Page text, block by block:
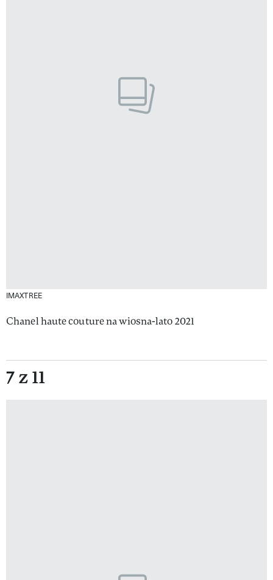
IMAXTREE
Chanel haute couture na wiosna-lato 2021
7 z 11